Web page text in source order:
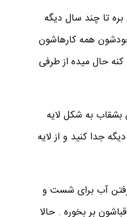
تا چند سال دیگه
همه کارهاشون
حال میده از طرفی
بشقاب به شکل لایه
جدا کنید و از لایه
رفتن آب برای شست و
بر بخوره . حالا